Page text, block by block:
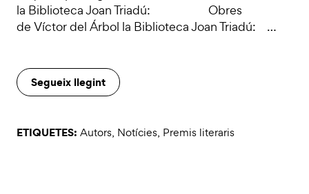
la Biblioteca Joan Triadú: Obres
de Víctor del Árbol la Biblioteca Joan Triadú: …
Segueix llegint
ETIQUETES: Autors, Notícies, Premis literaris